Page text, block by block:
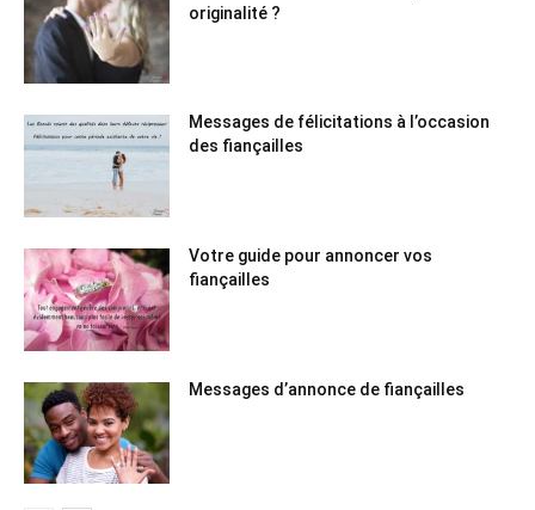
originalité ?
Messages de félicitations à l’occasion
des fiançailles
Votre guide pour annoncer vos
fiançailles
Messages d’annonce de fiançailles